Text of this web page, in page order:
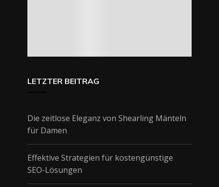
LETZTER BEITRAG
Die zeitlose Eleganz von Shearling Mänteln
für Damen
Effektive Strategien für kostengünstige
SEO-Lösungen